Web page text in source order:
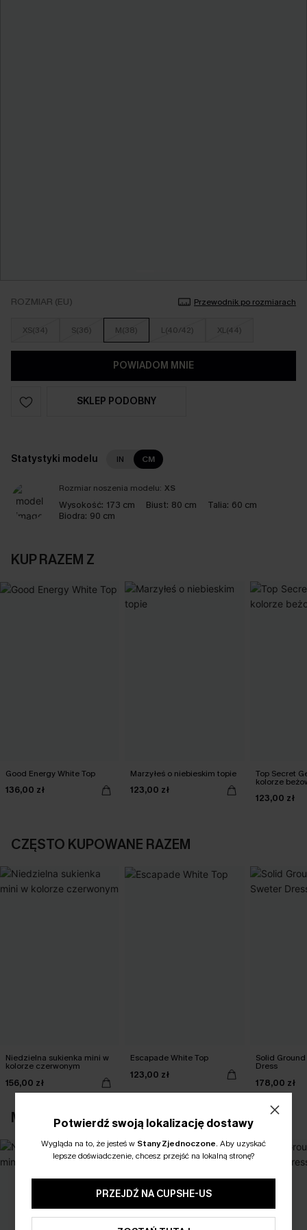
ROZMIAR (EU) Przewodnik po rozmiarach
XS(34) S(36) M(38) L(40/42) XL(44)
POWIADOM MNIE
SKLEP PODOBNY
Statystyki modelu IN CM
Rozmiar noszenia modelu: XS
Wysokość: 173 cm Biust: 80 cm Talia: 60 cm
Biodra: 90 cm
KUP RAZEM Z
Good Energy White Top
136,00 zł
Marzyłeś o niebieskim topie
123,00 zł
Top Secret
kolorze
123,00 zł
CZĘSTO KUPOWANE RAZEM
Niedzielna sukienka mini w
kolorze czerwonym
156,00 zł
Escapade White Top
123,00 zł
Solid
Dress
178,00 zł
MOŻESZ RÓWNIEŻ POLUBIĆ
Potwierdź swoją lokalizację dostawy
Wygląda na to, że jesteś w Stany Zjednoczone. Aby uzyskać
lepsze doświadczenie, chcesz przejść na lokalną stronę?
PRZEJDŹ NA CUPSHE-US